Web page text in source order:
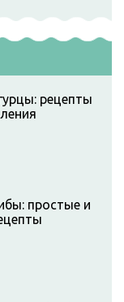
рецепты
простые и